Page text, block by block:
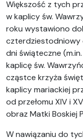
Większość z tych
w kaplicy św.
roku wystawiono
czterdziestodniowy
dni świąteczne
kaplicę św.
cząstce krzyża
kaplicy mariackiej
od przełomu XIV i
obraz Matki Boskiej
W nawiązaniu do